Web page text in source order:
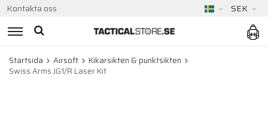
Kontakta oss SEK
Startsida Airsoft
Kikarsikten & punktsikten
Swiss Arms JG1/R Laser Kit